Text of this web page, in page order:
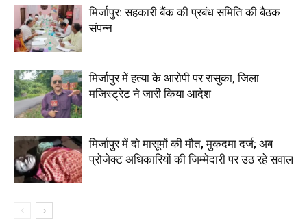
मिर्जापुर: सहकारी बैंक की प्रबंध समिति की बैठक
संपन्न
मिर्जापुर में हत्या के आरोपी पर रासुका, जिला
मजिस्ट्रेट ने जारी किया आदेश
मिर्जापुर में दो मासूमों की मौत, मुकदमा दर्ज; अब
प्रोजेक्ट अधिकारियों की जिम्मेदारी पर उठ रहे सवाल